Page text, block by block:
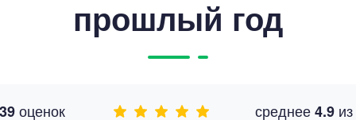
прошлый год
оценок среднее4.9 из